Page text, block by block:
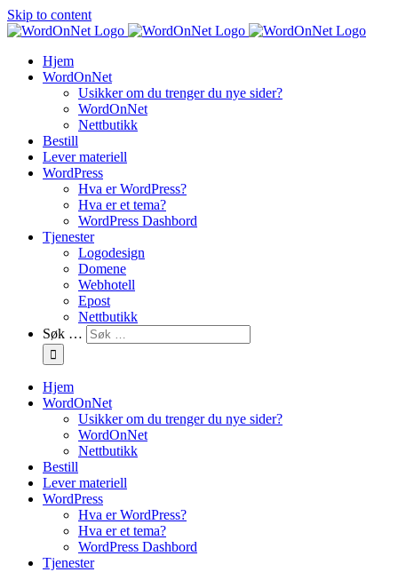
Skip to content
Hjem
WordOnNet
Usikker om du trenger du nye sider?
WordOnNet
Nettbutikk
Bestill
Lever materiell
WordPress
Hva er WordPress?
Hva er et tema?
WordPress Dashbord
Tjenester
Logodesign
Domene
Webhotell
Epost
Nettbutikk
Søk …
Hjem
WordOnNet
Usikker om du trenger du nye sider?
WordOnNet
Nettbutikk
Bestill
Lever materiell
WordPress
Hva er WordPress?
Hva er et tema?
WordPress Dashbord
Tjenester